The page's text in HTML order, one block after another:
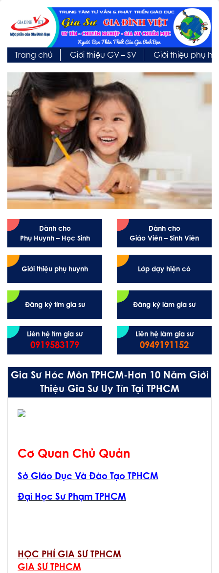
Trang chủ Giới thiệu GV – SV Giới thiệu phụ
Dành cho
Phụ Huynh – Học Sinh
Giới thiệu phụ huynh
Đăng ký tìm gia sư
Liên hệ tìm gia sư
0919583179
Dành cho
Giáo Viên – Sinh Viên
Lớp dạy hiện có
Đăng ký làm gia sư
Liên hệ làm gia sư
0949191152
Gia Sư Hóc Môn TPHCM-Hơn 10 Năm Giới
Thiệu Gia Sư Uy Tín Tại TPHCM
Cơ Quan Chủ Quản
Sở Giáo Dục Và Đào Tạo TPHCM
Đại Học Sư Phạm TPHCM
HỌC PHÍ GIA SƯ TPHCM
GIA SƯ TPHCM